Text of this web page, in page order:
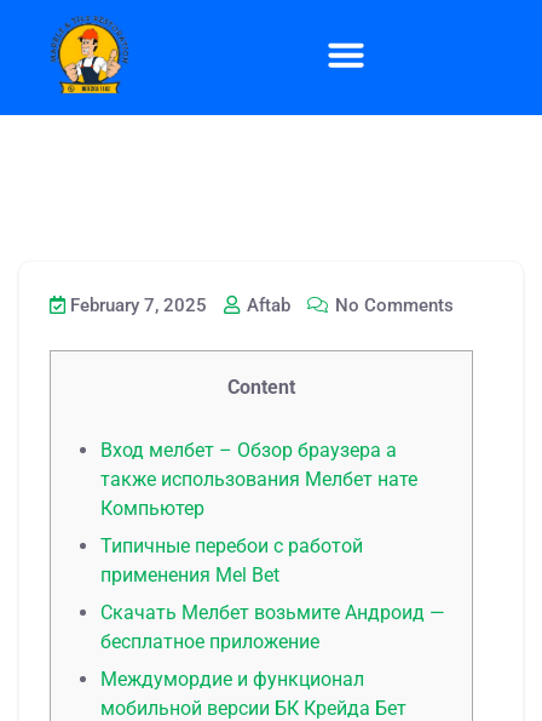
February 7, 2025 Aftab No Comments
Content
Вход мелбет – Обзор браузера а
также использования Мелбет нате
Компьютер
Типичные перебои с работой
применения Mel Bet
Скачать Мелбет возьмите Андроид —
бесплатное приложение
Междумордие и функционал
мобильной версии БК Крейда Бет